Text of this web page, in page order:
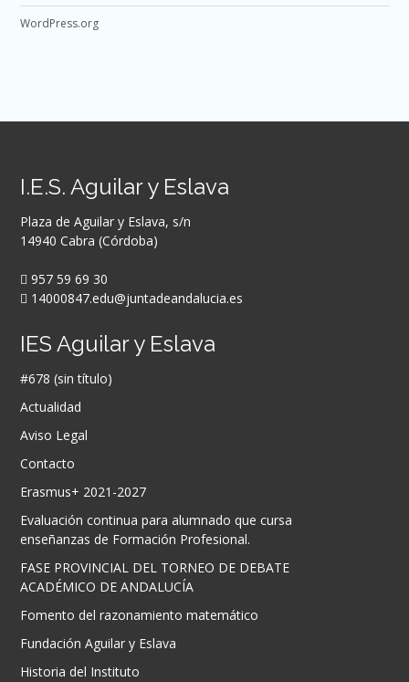
WordPress.org
I.E.S. Aguilar y Eslava
Plaza de Aguilar y Eslava, s/n
14940 Cabra (Córdoba)
957 59 69 30
14000847.edu@juntadeandalucia.es
IES Aguilar y Eslava
#678 (sin título)
Actualidad
Aviso Legal
Contacto
Erasmus+ 2021-2027
Evaluación continua para alumnado que cursa
enseñanzas de Formación Profesional.
FASE PROVINCIAL DEL TORNEO DE DEBATE
ACADÉMICO DE ANDALUCÍA
Fomento del razonamiento matemático
Fundación Aguilar y Eslava
Historia del Instituto